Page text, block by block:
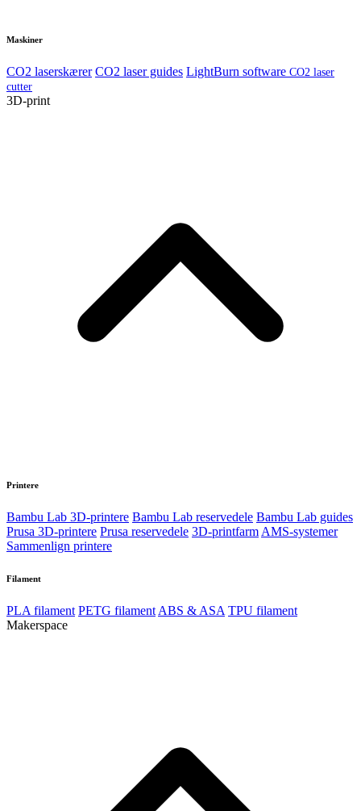
Maskiner
CO2 laserskærer CO2 laser guides LightBurn software CO2 laser
cutter
3D-print
Printere
Bambu Lab 3D-printere Bambu Lab reservedele Bambu Lab guides
Prusa 3D-printere Prusa reservedele 3D-printfarm AMS-systemer
Sammenlign printere
Filament
PLA filament PETG filament ABS & ASA TPU filament
Makerspace